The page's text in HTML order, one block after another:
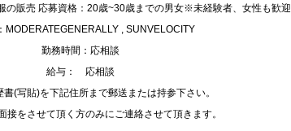
の販売 応募資格：20歳~30歳までの男女※未経験者、女性も歓迎
MODERATEGENERALLY , SUNVELOCITY
勤務時間：応相談
給与： 応相談
書(写貼)を下記住所まで郵送または持参下さい。
接をさせて頂く方のみにご連絡させて頂きます。